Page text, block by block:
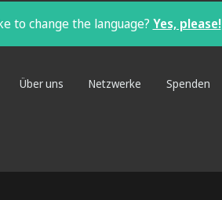
to change the language? Yes, please!
Über uns Netzwerke Spenden